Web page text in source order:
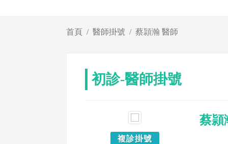
首頁 醫師掛號 蔡頴瀚 醫師
初診-醫師掛號
複診掛號
蔡頴